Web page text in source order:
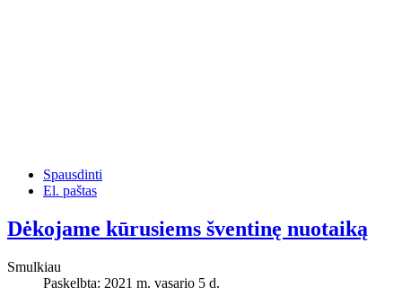
Spausdinti
El. paštas
Dėkojame kūrusiems šventinę nuotaiką
Smulkiau
Paskelbta: 2021 m. vasario 5 d.